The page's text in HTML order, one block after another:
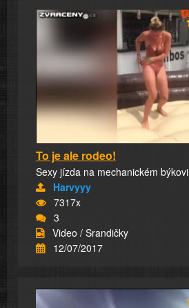
To je ale rodeo!
Sexy jízda na mechanickém býkovi
Harvyyy
7317x
3
Video / Srandičky
12/07/2017